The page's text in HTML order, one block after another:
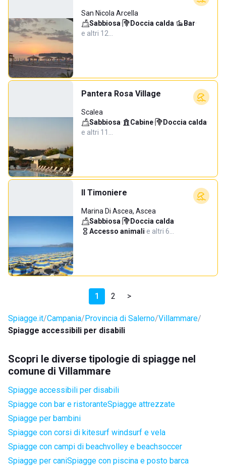
San Nicola Arcella
Sabbiosa· Doccia calda· Bar·
e altri 12…
Pantera Rosa Village
Scalea
Sabbiosa· Cabine· Doccia calda·
e altri 11…
Il Timoniere
Marina Di Ascea, Ascea
Sabbiosa· Doccia calda·
Accesso animali·e altri 6…
1 2 >
Spiagge.it Campania Provincia di Salerno Villammare
Spiagge accessibili per disabili
Scopri le diverse tipologie di spiagge nel
comune di Villammare
Spiagge accessibili per disabili
Spiagge con bar e ristoranteSpiagge attrezzate
Spiagge per bambini
Spiagge con corsi di kitesurf windsurf e vela
Spiagge con campi di beachvolley e beachsoccer
Spiagge per caniSpiagge con piscina e posto barca